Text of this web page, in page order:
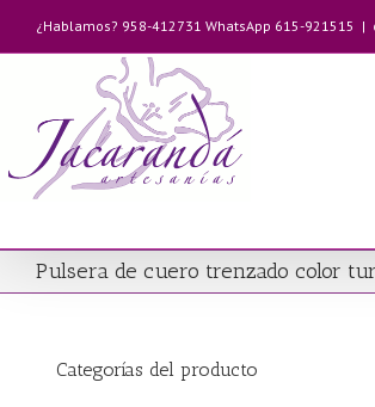
contenido
¿Hablamos? 958-412731 WhatsApp 615-921515 |
Pulsera de cuero trenzado color
Categorías del producto